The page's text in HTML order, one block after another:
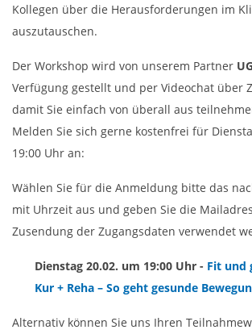
Kollegen über die Herausforderungen im
auszutauschen.
Der Workshop wird von unserem Partner
Verfügung gestellt und per Videochat über
damit Sie einfach von überall aus
Melden Sie sich gerne kostenfrei für
19:00 Uhr an:
Wählen Sie für die Anmeldung bitte das
mit Uhrzeit aus und geben Sie die
Zusendung der Zugangsdaten verwendet
Dienstag 20.02. um 19:00 Uhr - Fit und
Kur + Reha – So geht gesunde
Alternativ können Sie uns Ihren